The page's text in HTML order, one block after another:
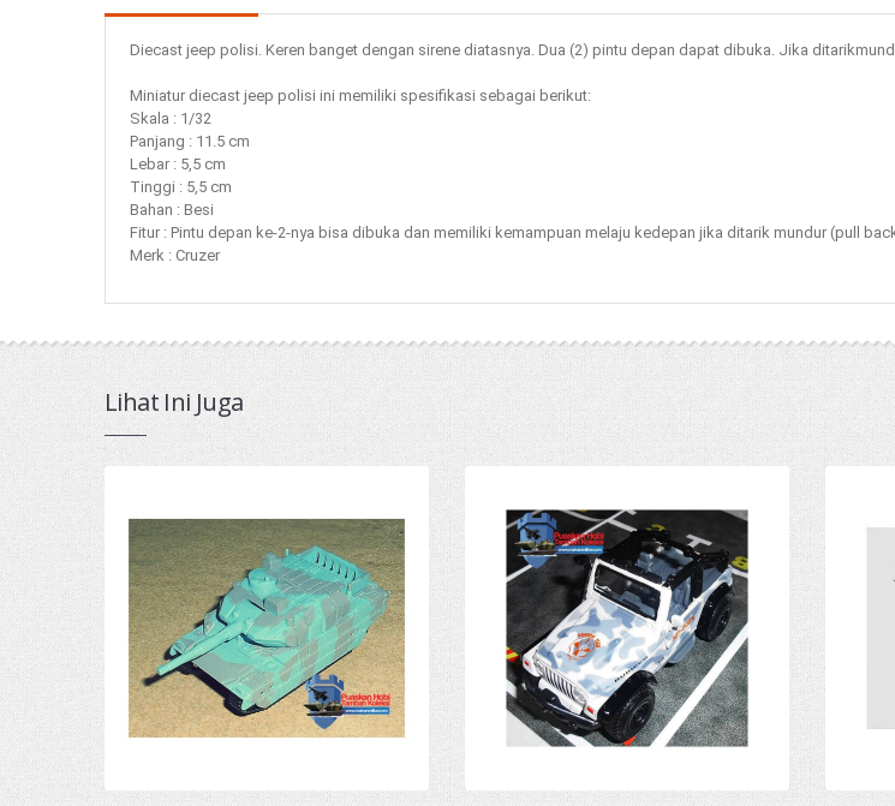
Diecast jeep polisi. Keren banget dengan sirene diatasnya. Dua (2) pintu depan dapat dibuka. Jika
Miniatur diecast jeep polisi ini memiliki spesifikasi sebagai berikut:
Skala : 1/32
Panjang : 11.5 cm
Lebar : 5,5 cm
Tinggi : 5,5 cm
Bahan : Besi
Fitur : Pintu depan ke-2-nya bisa dibuka dan memiliki kemampuan melaju kedepan jika ditarik mundur (pull
Merk : Cruzer
Lihat Ini Juga